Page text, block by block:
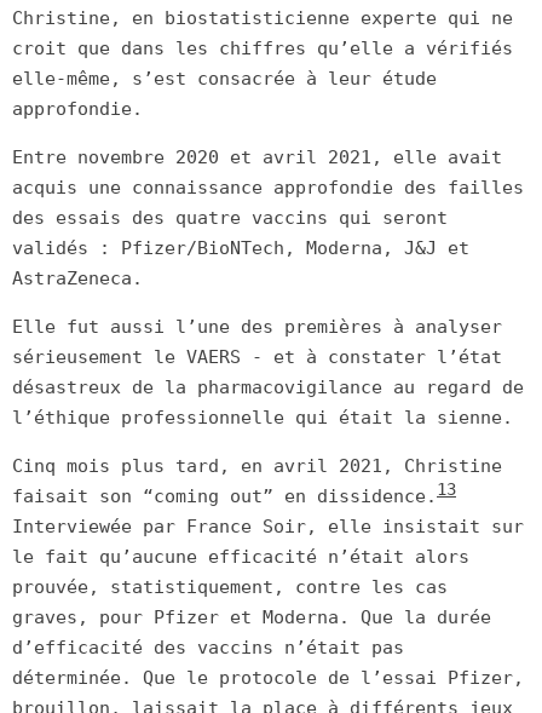
Christine, en biostatisticienne experte qui ne
croit que dans les chiffres qu’elle a vérifiés
elle-même, s’est consacrée à leur étude
approfondie.
Entre novembre 2020 et avril 2021, elle avait
acquis une connaissance approfondie des failles
des essais des quatre vaccins qui seront
validés : Pfizer/BioNTech, Moderna, J&J et
AstraZeneca.
Elle fut aussi l’une des premières à analyser
sérieusement le VAERS - et à constater l’état
désastreux de la pharmacovigilance au regard de
l’éthique professionnelle qui était la sienne.
Cinq mois plus tard, en avril 2021, Christine
faisait son “coming out” en dissidence. 13
Interviewée par France Soir, elle insistait sur
le fait qu’aucune efficacité n’était alors
prouvée, statistiquement, contre les cas
graves, pour Pfizer et Moderna. Que la durée
d’efficacité des vaccins n’était pas
déterminée. Que le protocole de l’essai Pfizer,
brouillon, laissait la place à différents jeux